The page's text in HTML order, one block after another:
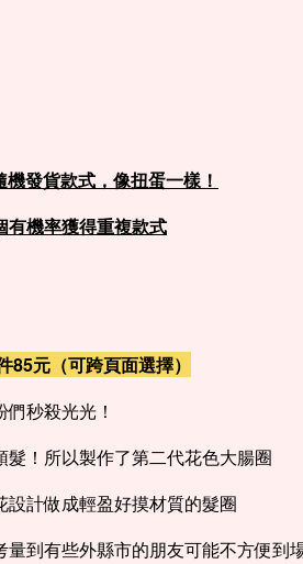
發貨款式，像扭蛋一樣！
有機率獲得重複款式
85元（可跨頁面選擇）
秒殺光光！
！所以製作了第二代花色大腸圈
計做成輕盈好摸材質的髮圈
到有些外縣市的朋友可能不方便到